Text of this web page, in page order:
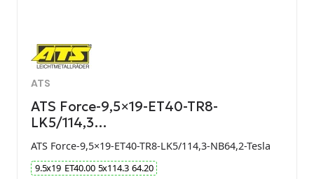
ATS
ATS Force-9,5×19-ET40-TR8-
LK5/114,3…
ATS Force-9,5×19-ET40-TR8-LK5/114,3-NB64,2-Tesla
9.5x19 ET40.00 5x114.3 64.20